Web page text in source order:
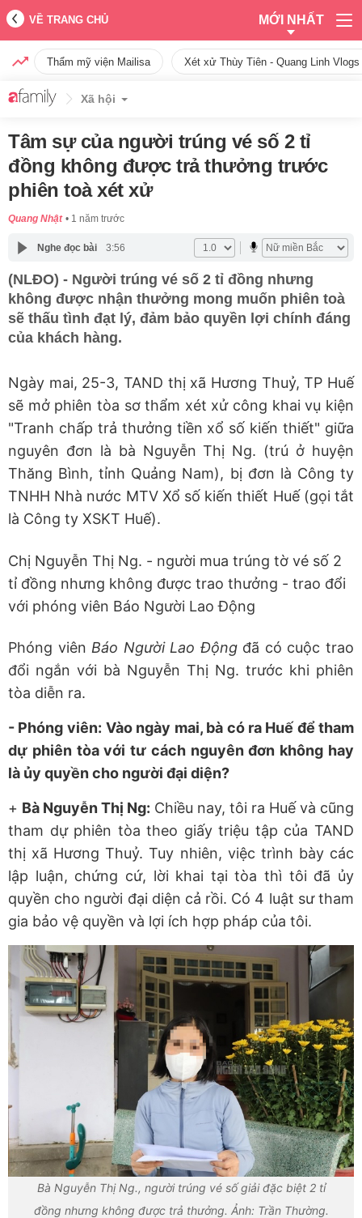
VỀ TRANG CHỦ MỚI NHẤT
Thẩm mỹ viện Mailisa Xét xử Thùy Tiên - Quang Linh
Xã hội
Tâm sự của người trúng vé số 2 tỉ
đồng không được trả thưởng trước
phiên toà xét xử
Quang Nhật 1 năm trước
Nghe đọc bài 3:56
(NLĐO) - Người trúng vé số 2 tỉ đồng nhưng
không được nhận thưởng mong muốn phiên toà
sẽ thấu tình đạt lý, đảm bảo quyền lợi chính đáng
của khách hàng.
Ngày mai, 25-3, TAND thị xã Hương Thuỷ, TP Huế
sẽ mở phiên tòa sơ thẩm xét xử công khai vụ kiện
"Tranh chấp trả thưởng tiền xổ số kiến thiết" giữa
nguyên đơn là bà Nguyễn Thị Ng. (trú ở huyện
Thăng Bình, tỉnh Quảng Nam), bị đơn là Công ty
TNHH Nhà nước MTV Xổ số kiến thiết Huế (gọi tắt
là Công ty XSKT Huế).
Chị Nguyễn Thị Ng. - người mua trúng tờ vé số 2
tỉ đồng nhưng không được trao thưởng - trao đổi
với phóng viên Báo Người Lao Động
Phóng viên Báo Người Lao Độngđã có cuộc trao
đổi ngắn với bà Nguyễn Thị Ng. trước khi phiên
tòa diễn ra.
- Phóng viên: Vào ngày mai, bà có ra Huế để tham
dự phiên tòa với tư cách nguyên đơn không hay
là ủy quyền cho người đại diện?
+ Bà Nguyễn Thị Ng: Chiều nay, tôi ra Huế và cũng
tham dự phiên tòa theo giấy triệu tập của TAND
thị xã Hương Thuỷ. Tuy nhiên, việc trình bày các
lập luận, chứng cứ, lời khai tại tòa thì tôi đã ủy
quyền cho người đại diện cả rồi. Có 4 luật sư tham
gia bảo vệ quyền và lợi ích hợp pháp của tôi.
Bà Nguyễn Thị Ng., người trúng vé số giải đặc biệt 2 tỉ
đồng nhưng không được trả thưởng. Ảnh: Trần Thường.